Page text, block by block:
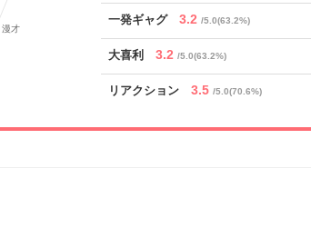
一発ギャグ 3.2 /5.0(63.2%)
大喜利 3.2 /5.0(63.2%)
リアクション 3.5 /5.0(70.6%)